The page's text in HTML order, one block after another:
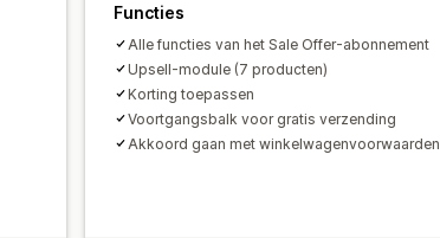
Functies
Alle functies van het Sale Offer-abonnement
Upsell-module (7 producten)
Korting toepassen
Voortgangsbalk voor gratis verzending
Akkoord gaan met winkelwagenvoorwaarden